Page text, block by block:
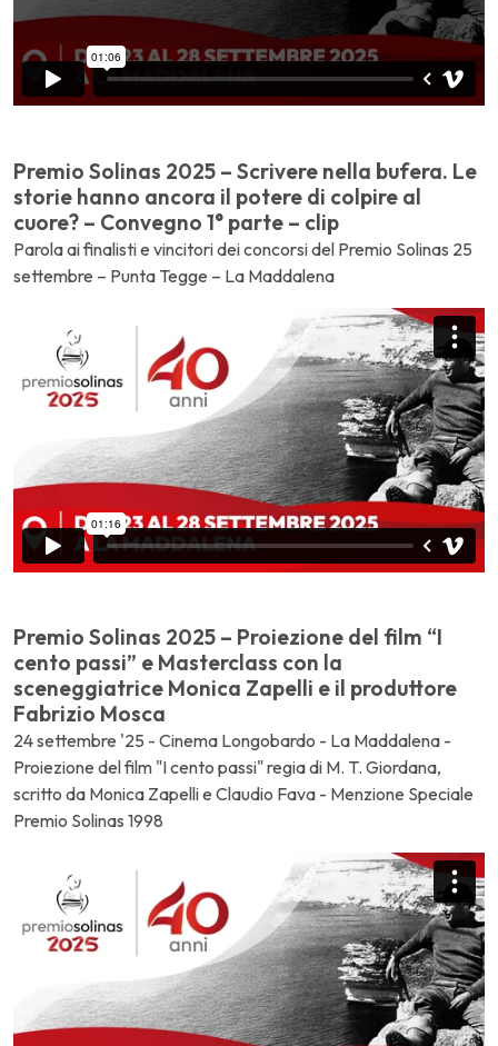
Premio Solinas 2025 – Scrivere nella bufera. Le
storie hanno ancora il potere di colpire al
cuore? – Convegno 1° parte – clip
Parola ai finalisti e vincitori dei concorsi del Premio Solinas 25
settembre – Punta Tegge – La Maddalena
Premio Solinas 2025 – Proiezione del film “I
cento passi” e Masterclass con la
sceneggiatrice Monica Zapelli e il produttore
Fabrizio Mosca
24 settembre '25 - Cinema Longobardo - La Maddalena -
Proiezione del film "I cento passi" regia di M. T. Giordana,
scritto da Monica Zapelli e Claudio Fava - Menzione Speciale
Premio Solinas 1998